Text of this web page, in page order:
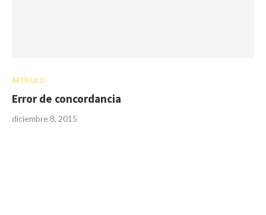
ARTÍCULO
Error de concordancia
diciembre 8, 2015